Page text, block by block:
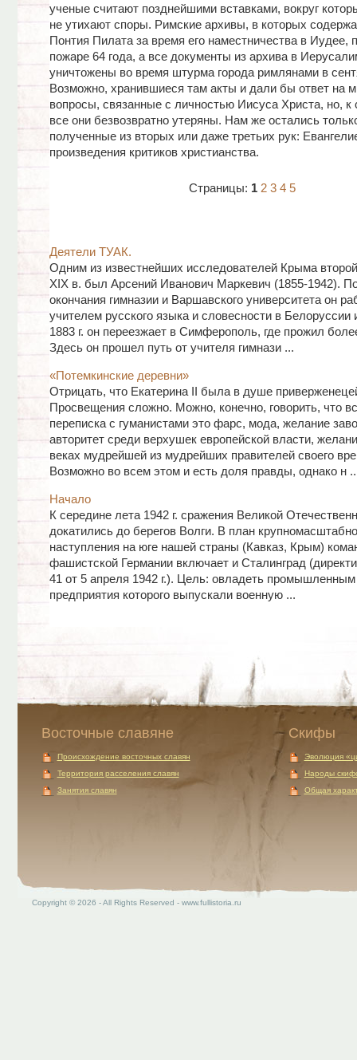
ученые считают позднейшими вставками, вокруг
не утихают споры. Римские архивы, в которых
Понтия Пилата за время его наместничества в Иудее,
пожаре 64 года, а все документы из архива в
уничтожены во время штурма города римлянами в
Возможно, хранившиеся там акты и дали бы ответ на
вопросы, связанные с личностью Иисуса Христа, но,
все они безвозвратно утеряны. Нам же остались
полученные из вторых или даже третьих рук:
произведения критиков христианства.
Страницы: 1 2 3 4 5
Деятели ТУАК.
Одним из известнейших исследователей Крыма
XIX в. был Арсений Иванович Маркевич (1855-1942).
окончания гимназии и Варшавского университета он
учителем русского языка и словесности в Белоруссии
1883 г. он переезжает в Симферополь, где прожил
Здесь он прошел путь от учителя гимнази ...
«Потемкинские деревни»
Отрицать, что Екатерина II была в душе
Просвещения сложно. Можно, конечно, говорить, что
переписка с гуманистами это фарс, мода, желание
авторитет среди верхушек европейской власти,
веках мудрейшей из мудрейших правителей своего
Возможно во всем этом и есть доля правды, однако н
Начало
К середине лета 1942 г. сражения Великой
докатились до берегов Волги. В план
наступления на юге нашей страны (Кавказ, Крым)
фашистской Германии включает и Сталинград
41 от 5 апреля 1942 г.). Цель: овладеть промышленным
предприятия которого выпускали военную ...
Восточные славяне
Происхождение восточных славян
Территория расселения славян
Занятия славян
Скифы
Эволюция
Народы
Общая
Copyright © 2026 - All Rights Reserved - www.fullistoria.ru